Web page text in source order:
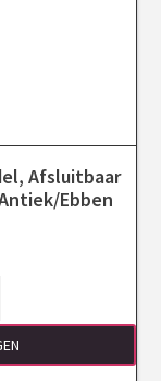
Afsluitbaar
ebben